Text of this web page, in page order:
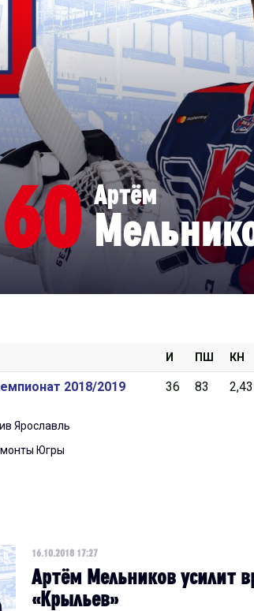
МХК Динамо-М
МХК Спартак
СКА-1946
Серебряный
Академия СКА
АКМ-Юниор
Амурские Тигры
Красная Машина-Юниор
Крылья Советов
МХК Динамо-Карелия
МХК Спартак-МАХ
Толпар
Чайка
Дивизион
АКМ-
Ладья
Локо-76
МХК
Реактор
Спутник Ал
Приложение МХЛ
60 Артём
И ПШ КН
2018/2019 36 83 2,43
Ярославль
Югры
16.10.2018 17:27
Артём Мельников усилит
«Крыльев»